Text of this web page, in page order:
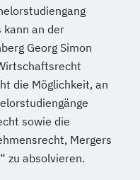
an der
Georg Simon
die Möglichkeit, an
sowie die
Mergers
zu absolvieren.